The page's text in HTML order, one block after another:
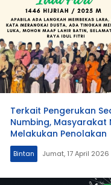
Terkait Pengerukan
Numbing, Masyarakat
Melakukan Penolakan
Bintan Jumat, 17 April 2026